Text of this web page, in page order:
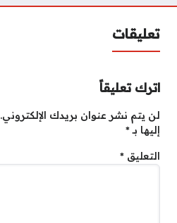
تعليقات
اترك تعليقاً
لن يتم نشر عنوان بريدك الإلكتروني.
إليها بـ*
التعليق *